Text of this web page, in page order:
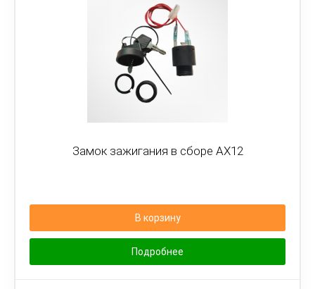
Замок зажигания в сборе AX12
В корзину
Подробнее